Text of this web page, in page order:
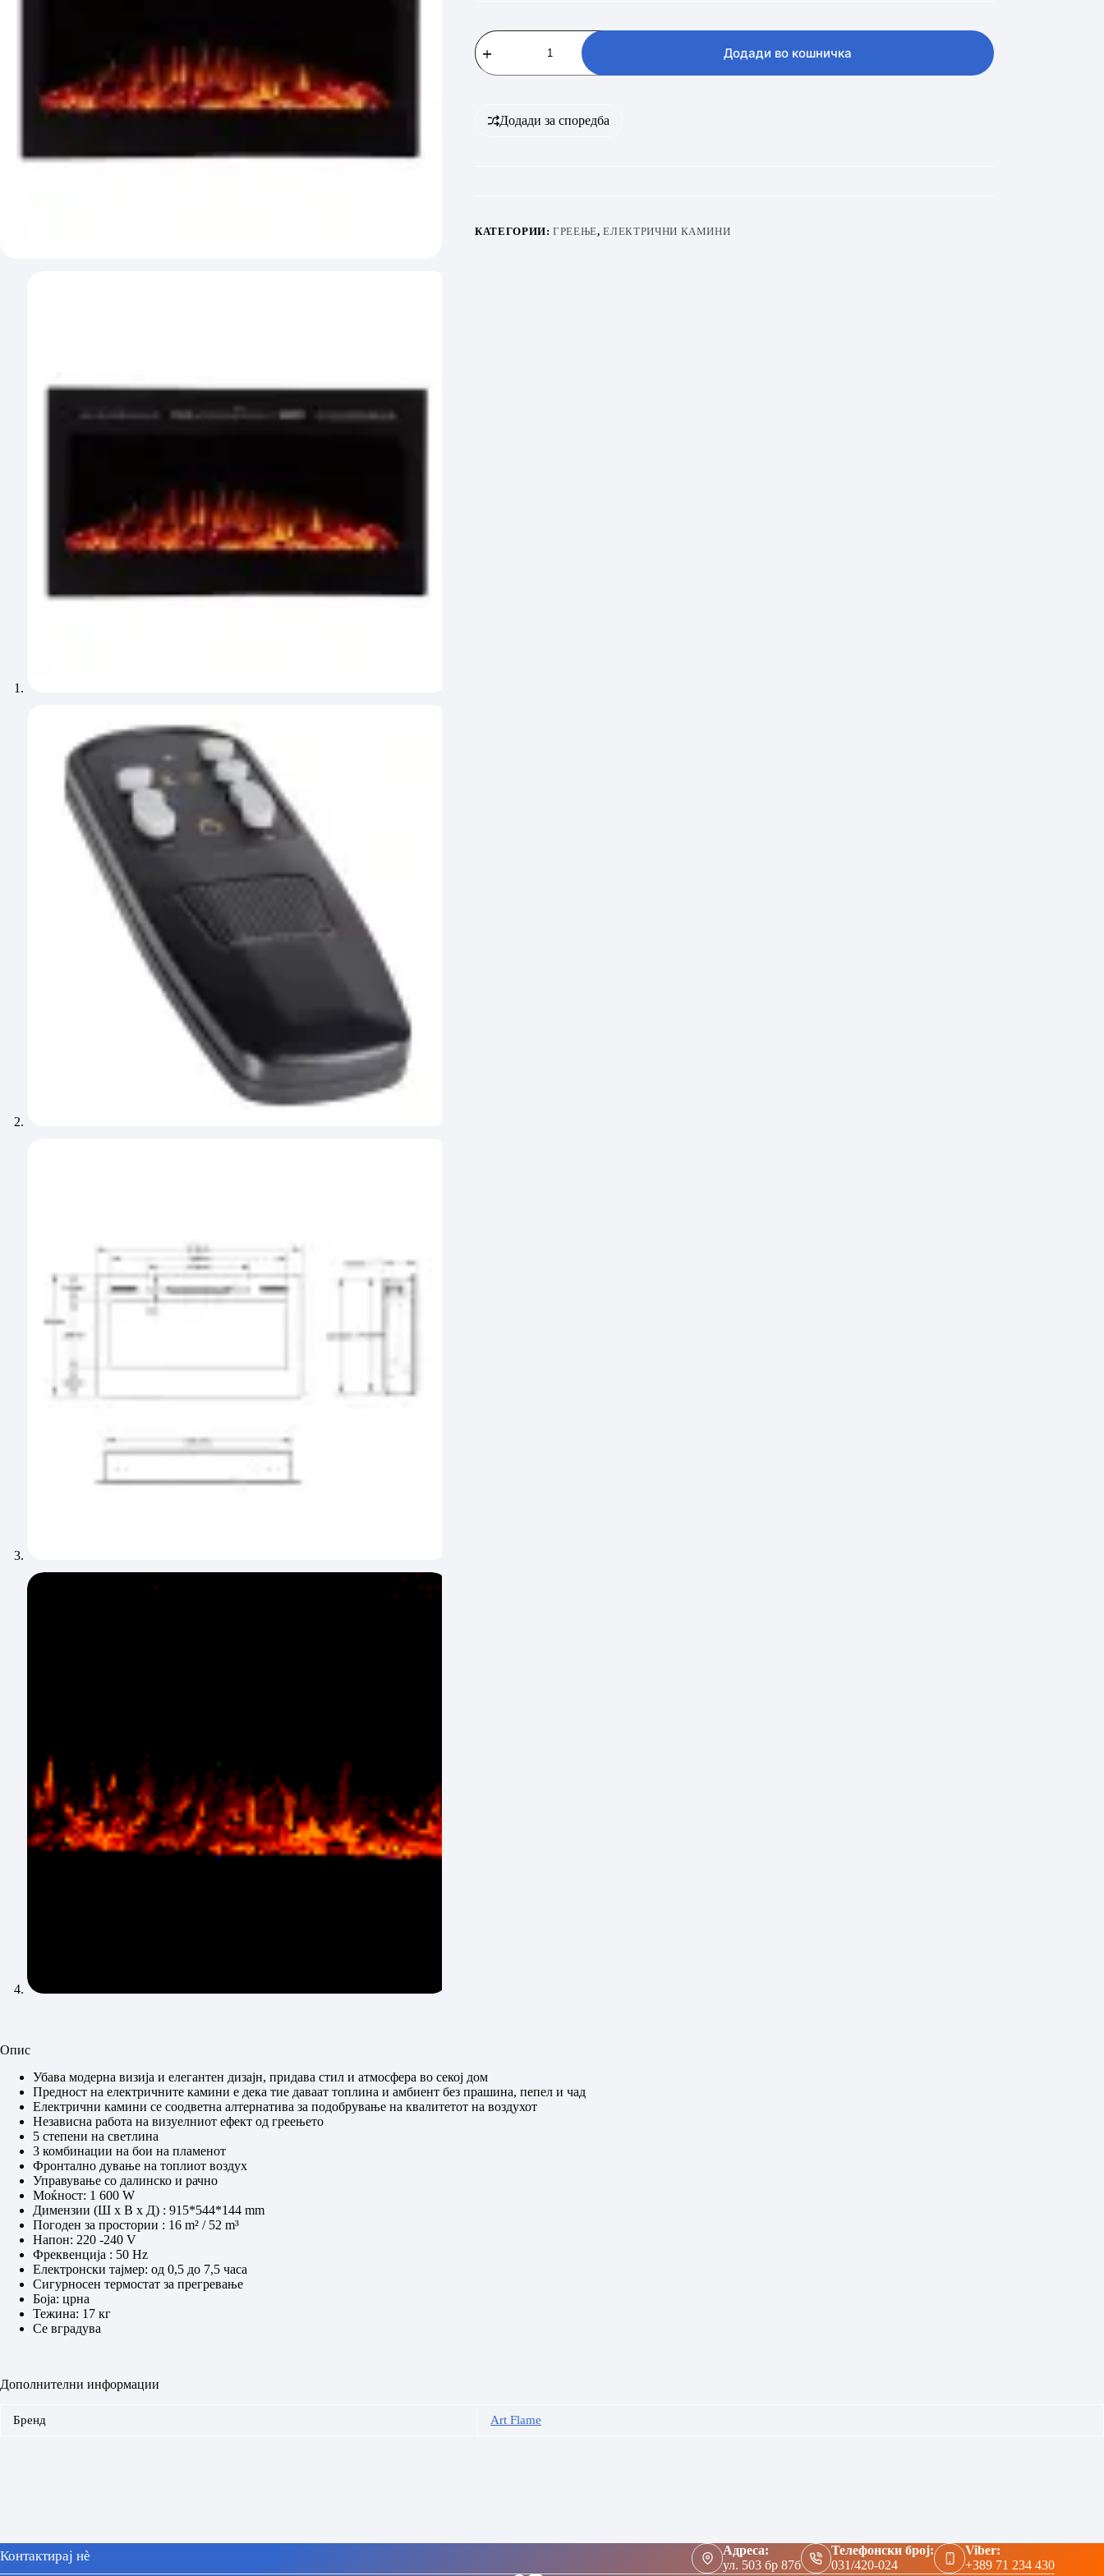
ART
FLAME
ADELI
36
Додади во кошничка
Додади за споредба
КАТЕГОРИИ:ГРЕЕЊЕ,ЕЛЕКТРИЧНИ КАМИНИ
Опис
Убава модерна визија и елегантен дизајн, придава стил и атмосфера во секој дом
Предност на електричните камини е дека тие даваат топлина и амбиент без прашина, пепел и чад
Електрични камини се соодветна алтернатива за подобрување на квалитетот на воздухот
Независна работа на визуелниот ефект од греењето
5 степени на светлина
3 комбинации на бои на пламенот
Фронтално дување на топлиот воздух
Управување со далинско и рачно
Моќност: 1 600 W
Димензии (Ш x В x Д) : 915*544*144 mm
Погоден за простории : 16 m² / 52 m³
Напон: 220 -240 V
Фреквенција : 50 Hz
Електронски тајмер: од 0,5 до 7,5 часа
Сигурносен термостат за прегревање
Боја: црна
Тежина: 17 кг
Се вградува
Дополнителни информации
Бренд Art Flame
Контактирај нè
Адреса:
ул. 503 бр 87б
Телефонски број:
031/420-024
Viber:
+389 71 234 430